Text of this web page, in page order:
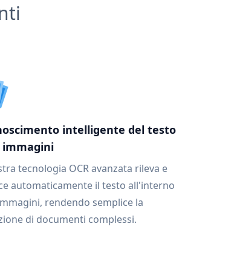
intelligente del testo
immagini
tecnologia OCR avanzata rileva e
automaticamente il testo all'interno
rendendo semplice la
di documenti complessi.